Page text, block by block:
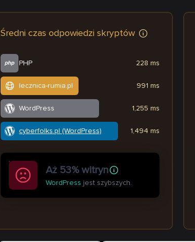
Średni czas odpowiedzi skryptów
PHP
lecznica-rumia.pl
WordPress
cyberfolks.pl (WordPress)
228 ms
991 ms
1,255 ms
1,494 ms
Aż 53% witryn
WordPress jest szybszych.